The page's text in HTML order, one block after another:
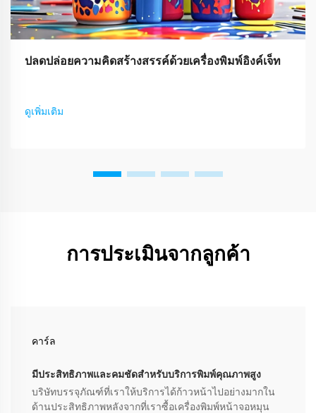
ปลดปล่อยความคิดสร้างสรรค์ด้วยเครื่องพิมพ์อิงค์เจ็ท
ดูเพิ่มเติม
การประเมินจากลูกค้า
คาร์ล
มีประสิทธิภาพและคมชัดสำหรับบริการพิมพ์คุณภาพสูง
บริษัทบรรจุภัณฑ์ที่เราให้บริการได้ก้าวหน้าไปอย่างมากใน
ด้านประสิทธิภาพหลังจากที่เราซื้อเครื่องพิมพ์หน้าจอหมุน